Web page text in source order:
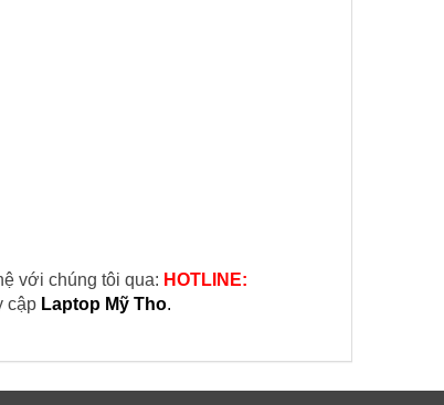
với chúng tôi qua: HOTLINE:
cập Laptop Mỹ Tho.